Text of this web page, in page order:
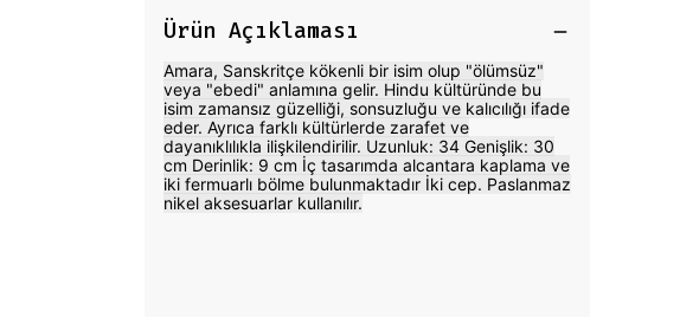
Ürün Açıklaması
Amara, Sanskritçe kökenli bir isim olup "ölümsüz"
veya "ebedi" anlamına gelir. Hindu kültüründe bu
isim zamansız güzelliği, sonsuzluğu ve kalıcılığı ifade
eder. Ayrıca farklı kültürlerde zarafet ve
dayanıklılıkla ilişkilendirilir. Uzunluk: 34 Genişlik: 30
cm Derinlik: 9 cm İç tasarımda alcantara kaplama ve
iki fermuarlı bölme bulunmaktadır İki cep. Paslanmaz
nikel aksesuarlar kullanılır.